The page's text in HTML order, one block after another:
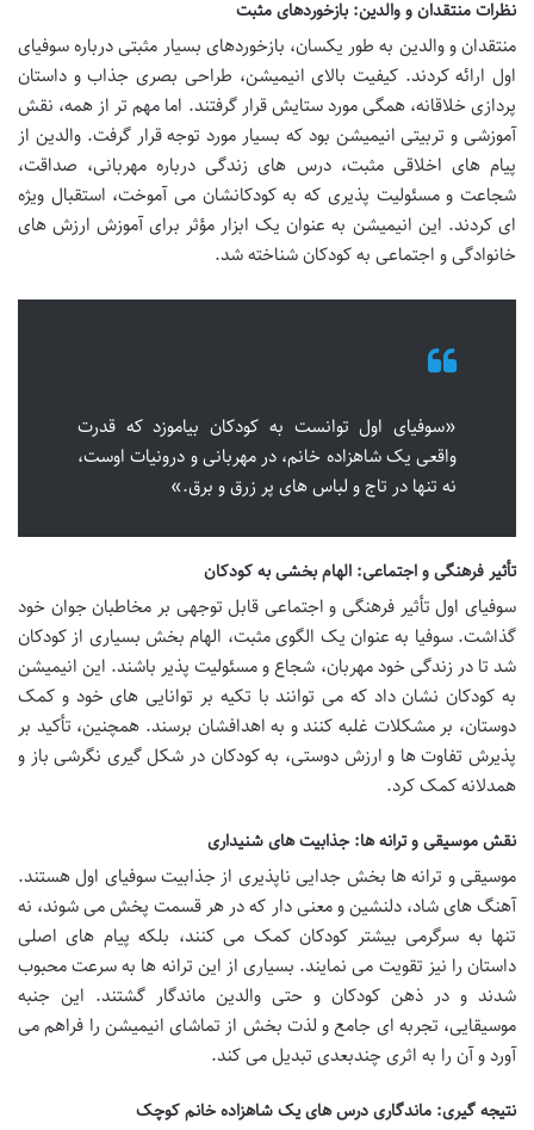
نظرات منتقدان و والدین: بازخوردهای مثبت
منتقدان و والدین به طور یکسان، بازخوردهای بسیار مثبتی درباره سوفیای
اول ارائه کردند. کیفیت بالای انیمیشن، طراحی بصری جذاب و داستان
پردازی خلاقانه، همگی مورد ستایش قرار گرفتند. اما مهم تر از همه، نقش
آموزشی و تربیتی انیمیشن بود که بسیار مورد توجه قرار گرفت. والدین از
پیام های اخلاقی مثبت، درس های زندگی درباره مهربانی، صداقت،
شجاعت و مسئولیت پذیری که به کودکانشان می آموخت، استقبال ویژه
ای کردند. این انیمیشن به عنوان یک ابزار مؤثر برای آموزش ارزش های
خانوادگی و اجتماعی به کودکان شناخته شد.
«سوفیای اول توانست به کودکان بیاموزد که قدرت
واقعی یک شاهزاده خانم، در مهربانی و درونیات اوست،
نه تنها در تاج و لباس های پر زرق و برق.»
تأثیر فرهنگی و اجتماعی: الهام بخشی به کودکان
سوفیای اول تأثیر فرهنگی و اجتماعی قابل توجهی بر مخاطبان جوان خود
گذاشت. سوفیا به عنوان یک الگوی مثبت، الهام بخش بسیاری از کودکان
شد تا در زندگی خود مهربان، شجاع و مسئولیت پذیر باشند. این انیمیشن
به کودکان نشان داد که می توانند با تکیه بر توانایی های خود و کمک
دوستان، بر مشکلات غلبه کنند و به اهدافشان برسند. همچنین، تأکید بر
پذیرش تفاوت ها و ارزش دوستی، به کودکان در شکل گیری نگرشی باز و
همدلانه کمک کرد.
نقش موسیقی و ترانه ها: جذابیت های شنیداری
موسیقی و ترانه ها بخش جدایی ناپذیری از جذابیت سوفیای اول هستند.
آهنگ های شاد، دلنشین و معنی دار که در هر قسمت پخش می شوند، نه
تنها به سرگرمی بیشتر کودکان کمک می کنند، بلکه پیام های اصلی
داستان را نیز تقویت می نمایند. بسیاری از این ترانه ها به سرعت محبوب
شدند و در ذهن کودکان و حتی والدین ماندگار گشتند. این جنبه
موسیقایی، تجربه ای جامع و لذت بخش از تماشای انیمیشن را فراهم می
آورد و آن را به اثری چندبعدی تبدیل می کند.
نتیجه گیری: ماندگاری درس های یک شاهزاده خانم کوچک